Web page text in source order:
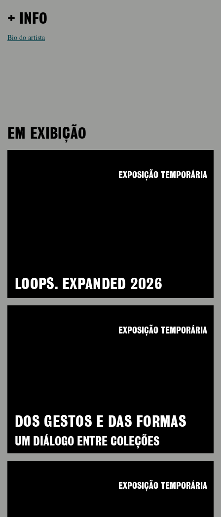
+ INFO
Bio do artista
EM EXIBIÇÃO
LOOPS. EXPANDED 2026
EXPOSIÇÃO TEMPORÁRIA
DOS GESTOS E DAS FORMAS
UM DIÁLOGO ENTRE COLEÇÕES
EXPOSIÇÃO TEMPORÁRIA
EXPOSIÇÃO TEMPORÁRIA